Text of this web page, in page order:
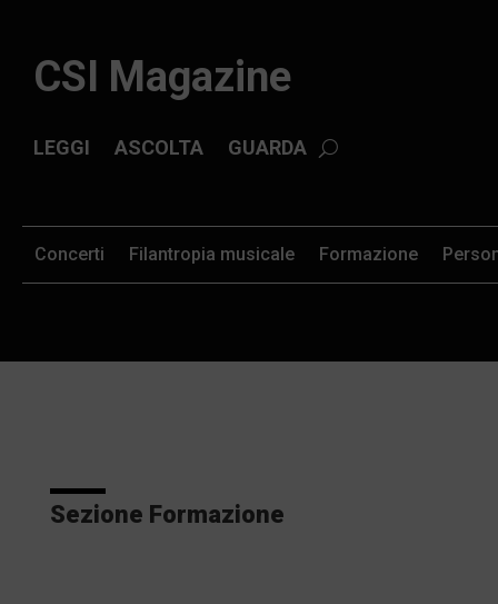
CSI Magazine
ASCOLTA GUARDA
LEGGI
Formazione
Concerti Filantropia musicale
Sezione Formazione